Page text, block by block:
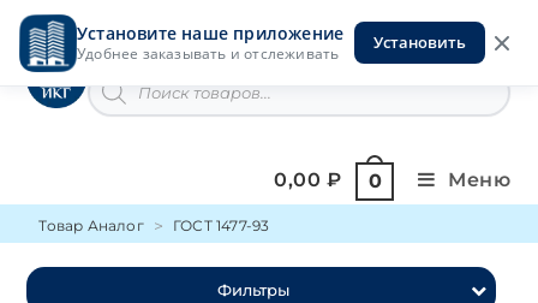
Установите наше приложение
Удобнее заказывать и отслеживать
Установить
Перейти
содержимомуИнструменты на Горской
товаров
0,00₽ 0 Меню
Товар Аналог ГОСТ 1477-93
Фильтры